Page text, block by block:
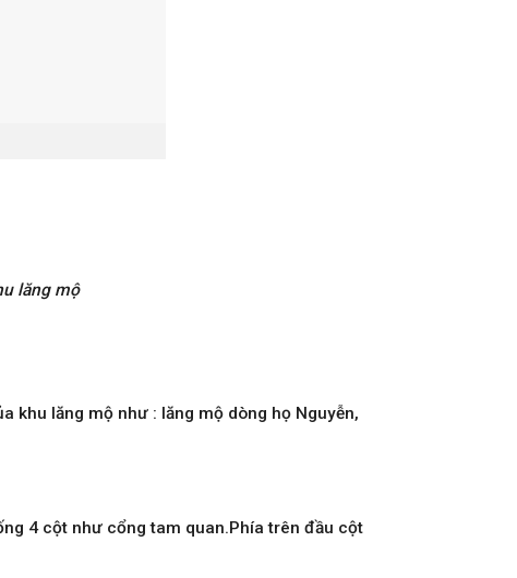
lăng mộ
khu lăng mộ như : lăng mộ dòng họ Nguyễn,
4 cột như cổng tam quan.Phía trên đầu cột